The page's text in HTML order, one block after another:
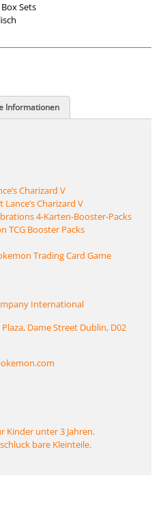
Box Sets
Informationen
Charizard V
Charizard V
4-Karten-Booster-Packs
TCG Booster Packs
Trading Card Game
International
Dame Street Dublin, D02
Kinder unter 3 Jahren.
bare Kleinteile.